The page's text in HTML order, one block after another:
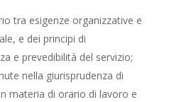
tra esigenze organizzative e
e dei principi di
e prevedibilità del servizio;
nella giurisprudenza di
materia di orario di lavoro e